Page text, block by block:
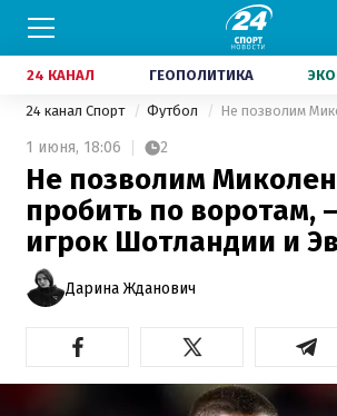
24 КАНАЛ ГЕОПОЛИТИКА
24 канал Спорт Футбол
1 июня, 18:06 2
Не позволим
пробить по воротам,
игрок Шотландии и
Дарина Жданович